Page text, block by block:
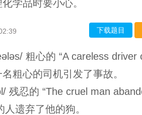
学品时要小心。
下载题目
粗心的 “A careless driver
粗心的司机引发了事故。
残忍的 “The cruel man
遗弃了他的狗。